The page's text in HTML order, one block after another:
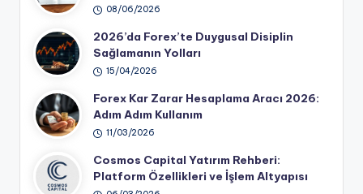
08/06/2026
2026’da Forex’te Duygusal Disiplin
Sağlamanın Yolları
15/04/2026
Forex Kar Zarar Hesaplama Aracı 2026:
Adım Adım Kullanım
11/03/2026
Cosmos Capital Yatırım Rehberi:
Platform Özellikleri ve İşlem Altyapısı